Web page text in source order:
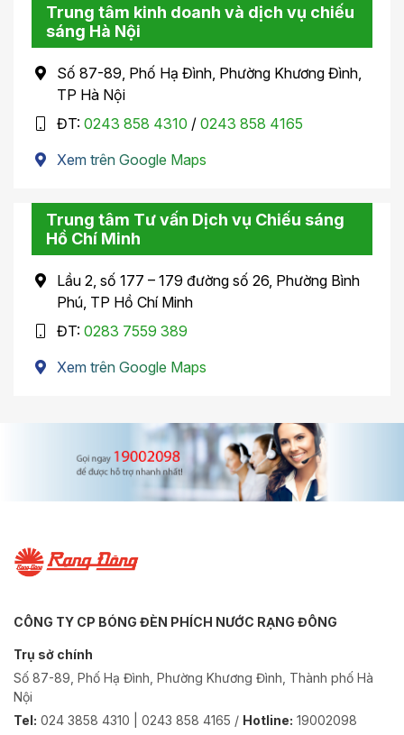
Trung tâm kinh doanh và dịch vụ chiếu
sáng Hà Nội
Số 87-89, Phố Hạ Đình, Phường Khương Đình,
TP Hà Nội
ĐT: 0243 858 4310 / 0243 858 4165
Xem trên Google Maps
Trung tâm Tư vấn Dịch vụ Chiếu sáng
Hồ Chí Minh
Lầu 2, số 177 – 179 đường số 26, Phường Bình
Phú, TP Hồ Chí Minh
ĐT: 0283 7559 389
Xem trên Google Maps
CÔNG TY CP BÓNG ĐÈN PHÍCH NƯỚC RẠNG ĐÔNG
Trụ sở chính
Số 87-89, Phố Hạ Đình, Phường Khương Đình, Thành phố Hà
Nội
Tel: 024 3858 4310 | 0243 858 4165 / Hotline: 19002098